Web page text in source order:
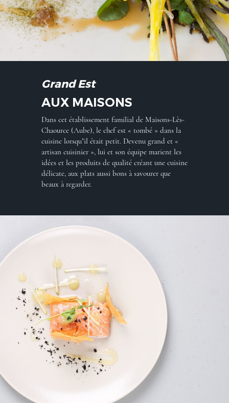
Grand Est
AUX MAISONS
Dans cet établissement familial de Maisons-Lès-
Chaource (Aube), le chef est « tombé » dans la
cuisine lorsqu’il était petit. Devenu grand et «
artisan cuisinier », lui et son équipe marient les
idées et les produits de qualité créant une cuisine
délicate, aux plats aussi bons à savourer que
beaux à regarder.